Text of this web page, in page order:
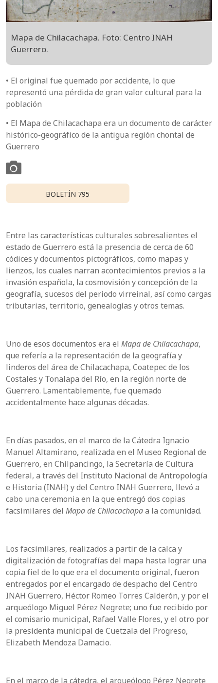
Mapa de Chilacachapa. Foto: Centro INAH
Guerrero.
• El original fue quemado por accidente, lo que
representó una pérdida de gran valor cultural para la
población
• El Mapa de Chilacachapa era un documento de carácter
histórico-geográfico de la antigua región chontal de
Guerrero
BOLETÍN 795
Entre las características culturales sobresalientes el
estado de Guerrero está la presencia de cerca de 60
códices y documentos pictográficos, como mapas y
lienzos, los cuales narran acontecimientos previos a la
invasión española, la cosmovisión y concepción de la
geografía, sucesos del periodo virreinal, así como cargas
tributarias, territorio, genealogías y otros temas.
Uno de esos documentos era el Mapa de Chilacachapa,
que refería a la representación de la geografía y
linderos del área de Chilacachapa, Coatepec de los
Costales y Tonalapa del Río, en la región norte de
Guerrero. Lamentablemente, fue quemado
accidentalmente hace algunas décadas.
En días pasados, en el marco de la Cátedra Ignacio
Manuel Altamirano, realizada en el Museo Regional de
Guerrero, en Chilpancingo, la Secretaría de Cultura
federal, a través del Instituto Nacional de Antropología
e Historia (INAH) y del Centro INAH Guerrero, llevó a
cabo una ceremonia en la que entregó dos copias
facsimilares del Mapa de Chilacachapaa la comunidad.
Los facsimilares, realizados a partir de la calca y
digitalización de fotografías del mapa hasta lograr una
copia fiel de lo que era el documento original, fueron
entregados por el encargado de despacho del Centro
INAH Guerrero, Héctor Romeo Torres Calderón, y por el
arqueólogo Miguel Pérez Negrete; uno fue recibido por
el comisario municipal, Rafael Valle Flores, y el otro por
la presidenta municipal de Cuetzala del Progreso,
Elizabeth Mendoza Damacio.
En el marco de la cátedra, el arqueólogo Pérez Negrete